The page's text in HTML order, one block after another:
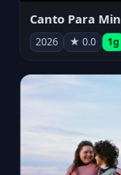
2026 ★ 0.0 1g